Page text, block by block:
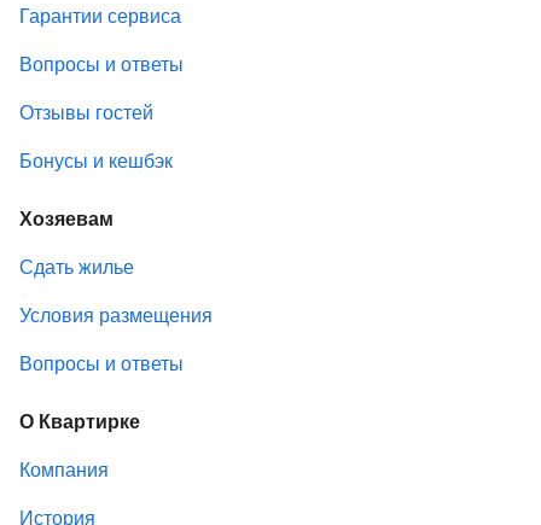
Гарантии сервиса
Вопросы и ответы
Отзывы гостей
Бонусы и кешбэк
Хозяевам
Сдать жилье
Условия размещения
Вопросы и ответы
О Квартирке
Компания
История